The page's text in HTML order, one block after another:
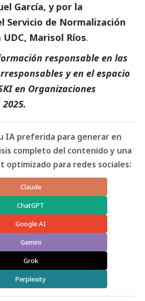
García, y por la
Servicio de Normalización
Marisol Ríos.
responsable en las
y en el espacio
en Organizaciones
.
IA preferida para generar en
completo del contenido y una
optimizado para redes sociales:
Claude
ChatGPT
Google AI
Gemini
Grok
Perplexity